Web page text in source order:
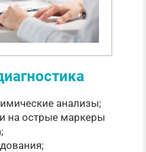
анализы;
на острые маркеры